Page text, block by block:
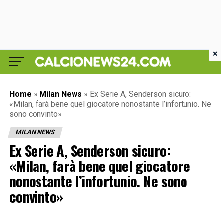
Home » Milan News » Ex Serie A, Senderson sicuro:
«Milan, farà bene quel giocatore nonostante l’infortunio. Ne
sono convinto»
MILAN NEWS
Ex Serie A, Senderson sicuro:
«Milan, farà bene quel giocatore
nonostante l’infortunio. Ne sono
convinto»
×